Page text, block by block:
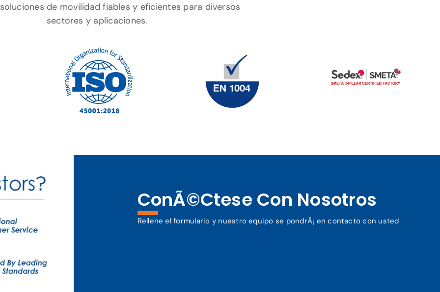
de movilidad fiables y eficientes para diversos
sectores y aplicaciones.
ConÃ©ctese Con Nosotros
Rellene el formulario y nuestro equipo se pondrÃ¡ en contacto con usted